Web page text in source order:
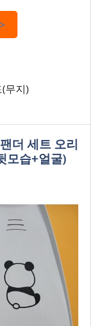
무지)
더 세트 오리
모습+얼굴)